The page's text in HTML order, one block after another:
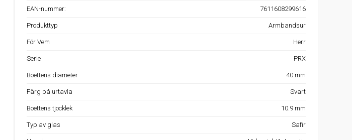
EAN-nummer: 7611608299616
Produkttyp Armbandsur
För Vem Herr
Serie PRX
Boettens diameter 40 mm
Färg på urtavla Svart
Boettens tjocklek 10.9 mm
Typ av glas Safir